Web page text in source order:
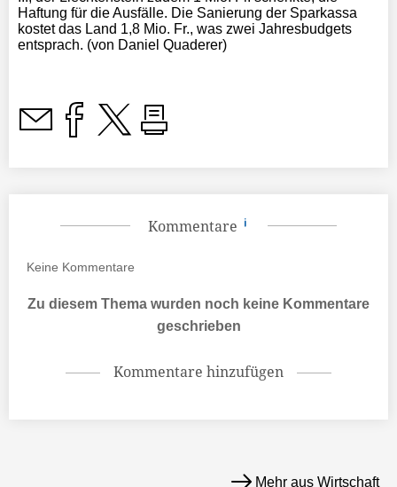
Haftung für die Ausfälle. Die Sanierung der Sparkassa
kostet das Land 1,8 Mio. Fr., was zwei Jahresbudgets
entsprach. (von Daniel Quaderer)
Kommentare
Keine Kommentare
Zu diesem Thema wurden noch keine Kommentare
geschrieben
Kommentare hinzufügen
Mehr aus Wirtschaft